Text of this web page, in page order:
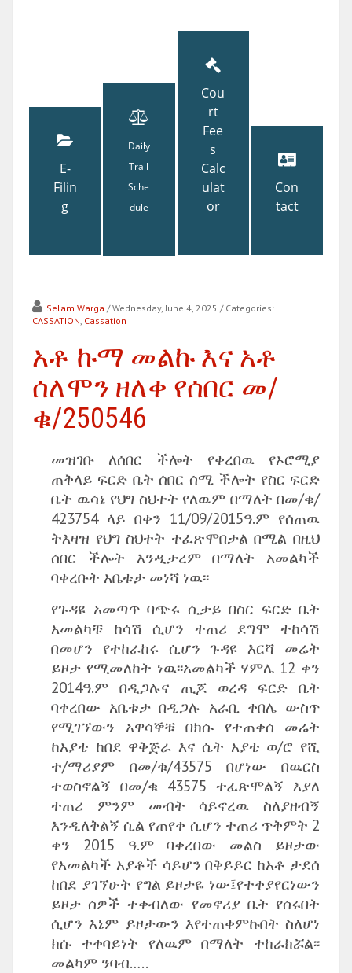
E-
Filin
g
Daily
Trail
Sche
dule
Cou
rt
Fee
s
Calc
ulat
or
Con
tact
Selam Warga / Wednesday, June 4, 2025 / Categories:
CASSATION, Cassation
አቶ ኩማ መልኩ እና አቶ
ሰለሞን ዘለቀ የሰበር መ/
ቁ/250546
መዝገቡ ለሰበር ችሎት የቀረበዉ የኦሮሚያ
ጠቅላይ ፍርድ ቤት ሰበር ሰሚ ችሎት የስር ፍርድ
ቤት ዉሳኔ የህግ ስህተት የለዉም በማለት በመ/ቁ/
423754 ላይ በቀን 11/09/2015ዓ.ም የሰጠዉ
ትእዛዝ የህግ ስህተት ተፈጽሞበታል በሚል በዚህ
ሰበር ችሎት እንዲታረም በማለት አመልካች
ባቀረቡት አቤቱታ መነሻ ነዉ፡፡
የጉዳዩ አመጣጥ ባጭሩ ሲታይ በስር ፍርድ ቤት
አመልካቹ ከሳሽ ሲሆን ተጠሪ ደግሞ ተከሳሽ
በመሆን የተከራከሩ ሲሆን ጉዳዩ እርሻ መሬት
ይዞታ የሚመለከት ነዉ፡፡አመልካች ሃምሌ 12 ቀን
2014ዓ.ም በዲጋሉና ጢጆ ወረዳ ፍርድ ቤት
ባቀረበው አቤቱታ በዲጋሉ አራቢ ቀበሌ ውስጥ
የሚገኘውን አዋሳኞቹ በክሱ የተጠቀሰ መሬት
ከአያቴ ከበደ ዋቅጅራ እና ሴት አያቴ ወ/ሮ የሺ
ተ/ማሪያም በመ/ቁ/43575 በሆነው በዉርስ
ተወስኖልኝ በመ/ቁ 43575 ተፈጽሞልኝ እያለ
ተጠሪ ምንም መብት ሳይኖረዉ ስለያዘብኝ
እንዲለቅልኝ ሲል የጠየቀ ሲሆን ተጠሪ ጥቅምት 2
ቀን 2015 ዓ.ም ባቀረበው መልስ ይዞታው
የአመልካች አያቶች ሳይሆን በቅይይር ከአቶ ታደሰ
ከበደ ያገኘሁት የግል ይዞታዬ ነው፤የተቀያየርነውን
ይዞታ ሰዎች ተቀብለው የመኖሪያ ቤት የሰሩበት
ሲሆን እኔም ይዞታውን እየተጠቀምኩበት ስለሆነ
ክሱ ተቀባይነት የለዉም በማለት ተከራክሯል፡፡
መልካም ንባብ…..